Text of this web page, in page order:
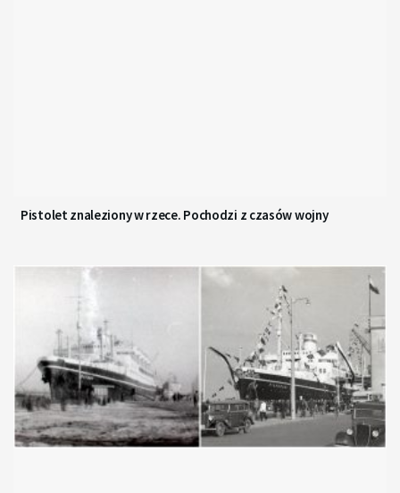
Pistolet znaleziony w rzece. Pochodzi z czasów wojny